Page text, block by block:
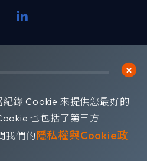
錄 Cookie 來提供您最好的
也包括了第三方
我們的隱私權與Cookie政